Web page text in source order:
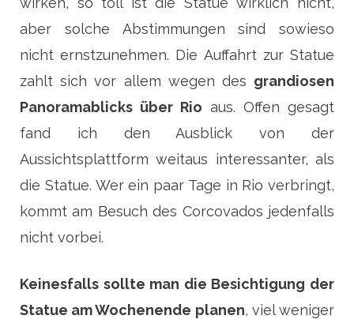
aber solche Abstimmungen sind sowieso
nicht ernstzunehmen. Die Auffahrt zur Statue
zahlt sich vor allem wegen des grandiosen
Panoramablicks über Rio aus. Offen gesagt
fand ich den Ausblick von der
Aussichtsplattform weitaus interessanter, als
die Statue. Wer ein paar Tage in Rio verbringt,
kommt am Besuch des Corcovados jedenfalls
nicht vorbei.
Keinesfalls sollte man die Besichtigung der
Statue am Wochenende planen, viel weniger